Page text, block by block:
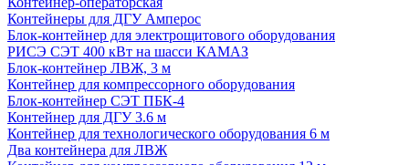
Контейнеры для ДГУ Амперос
Блок-контейнер для электрощитового оборудования
РИСЭ СЭТ 400 кВт на шасси КАМАЗ
Блок-контейнер ЛВЖ, 3 м
Контейнер для компрессорного оборудования
Блок-контейнер СЭТ ПБК-4
Контейнер для ДГУ 3.6 м
Контейнер для технологического оборудования 6 м
Два контейнера для ЛВЖ